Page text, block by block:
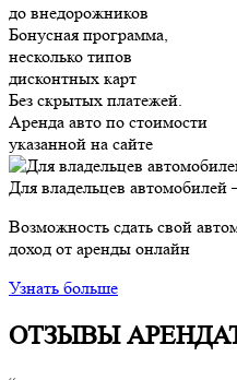
до внедорожников
Бонусная программа,
несколько типов
дисконтных карт
Без скрытых платежей.
Аренда авто по стоимости
указанной на сайте
Для владельцев
Возможность сдать свой
доход от аренды онлайн
Узнать больше
ОТЗЫВЫ